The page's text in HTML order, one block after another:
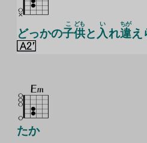
どっかの子
こ
供
ども
と 入
い
れ違
ちが
え
たか